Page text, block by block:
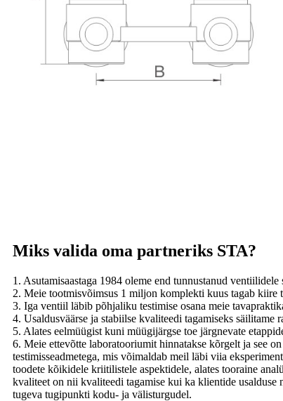
Miks valida oma partneriks STA?
1. Asutamisaastaga 1984 oleme end tunnustanud ventiilidele
2. Meie tootmisvõimsus 1 miljon komplekti kuus tagab kiire
3. Iga ventiil läbib põhjaliku testimise osana meie
4. Usaldusväärse ja stabiilse kvaliteedi tagamiseks
5. Alates eelmüügist kuni müügijärgse toe järgnevate
6. Meie ettevõtte laboratooriumit hinnatakse kõrgelt ja see
testimisseadmetega, mis võimaldab meil läbi viia
toodete kõikidele kriitilistele aspektidele, alates tooraine
kvaliteet on nii kvaliteedi tagamise kui ka klientide usalduse
tugeva tugipunkti kodu- ja välisturgudel.